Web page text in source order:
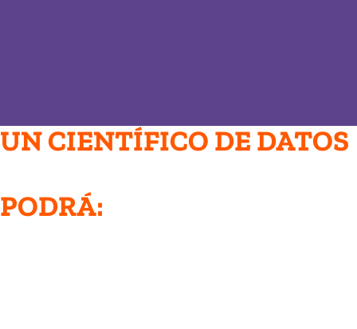
UN CIENTÍFICO DE DATOS
PODRÁ: